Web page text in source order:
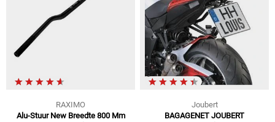
RAXIMO
Alu-Stuur New Breedte 800 Mm
Joubert
BAGAGENET JOUBERT